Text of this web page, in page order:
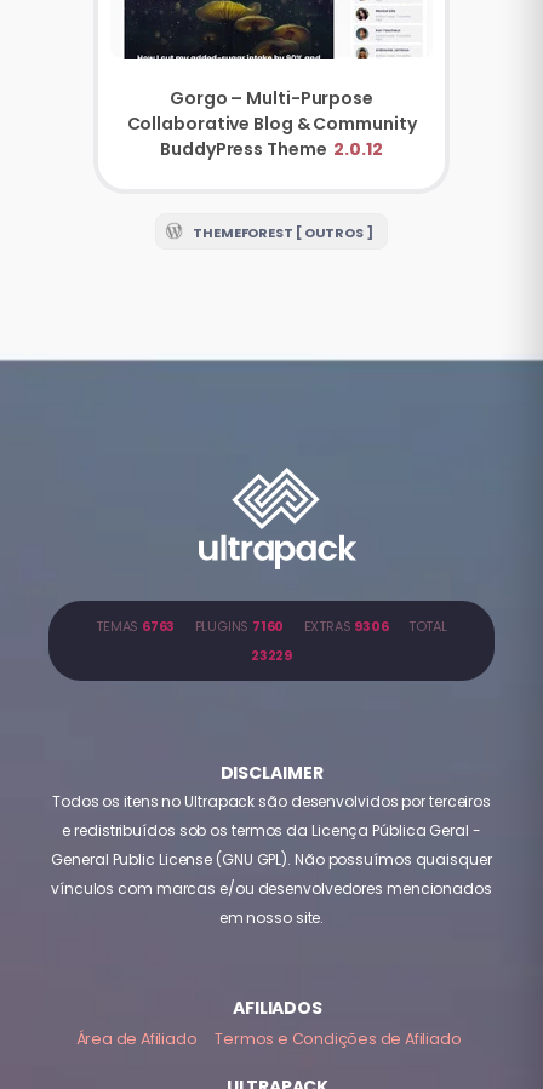
Gorgo – Multi-Purpose
Collaborative Blog & Community
BuddyPress Theme 2.0.12
THEMEFOREST [ OUTROS ]
TEMAS 6763 PLUGINS 7160 EXTRAS 9306TOTAL
23229
DISCLAIMER
Todos os itens no Ultrapack são desenvolvidos por terceiros
e redistribuídos sob os termos da Licença Pública Geral -
General Public License (GNU GPL). Não possuímos quaisquer
vínculos com marcas e/ou desenvolvedores mencionados
em nosso site.
AFILIADOS
Área de Afiliado Termos e Condições de Afiliado